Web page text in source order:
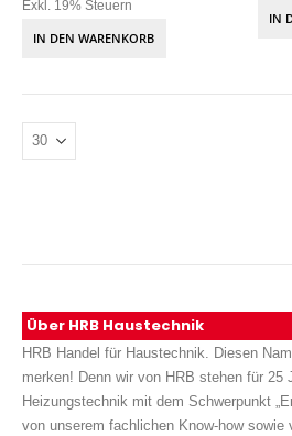
Exkl. 19% Steuern
IN DEN WARENKORB
IN
Über HRB Haustechnik
HRB Handel für Haustechnik. Diesen
merken! Denn wir von HRB stehen für 25
Heizungstechnik mit dem Schwerpunkt
von unserem fachlichen Know-how sowie